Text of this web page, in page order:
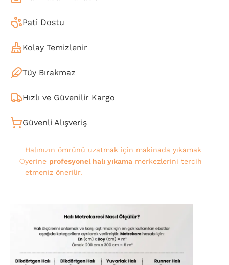
Pati Dostu
Kolay Temizlenir
Tüy Bırakmaz
Hızlı ve Güvenilir Kargo
Güvenli Alışveriş
Halınızın ömrünü uzatmak için makinada yıkamak
yerine profesyonel halı yıkamamerkezlerini tercih
etmeniz önerilir.